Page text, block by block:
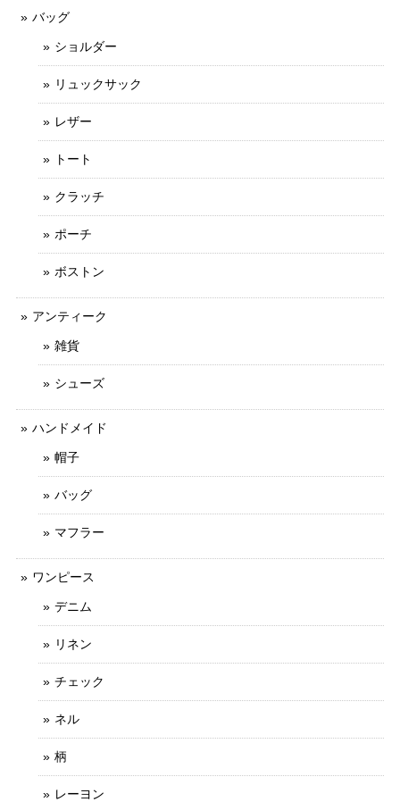
バッグ
ショルダー
リュックサック
レザー
トート
クラッチ
ポーチ
ボストン
アンティーク
雑貨
シューズ
ハンドメイド
帽子
バッグ
マフラー
ワンピース
デニム
リネン
チェック
ネル
柄
レーヨン